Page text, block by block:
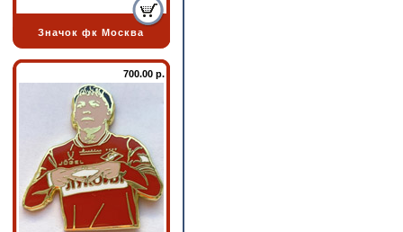
Значок фк Москва
700.00 р.